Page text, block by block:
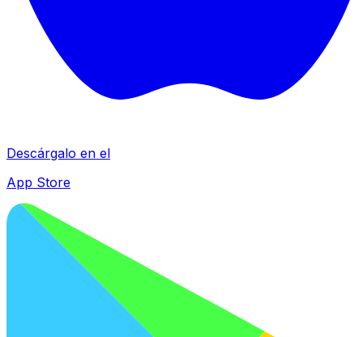
Descárgalo en el
App Store